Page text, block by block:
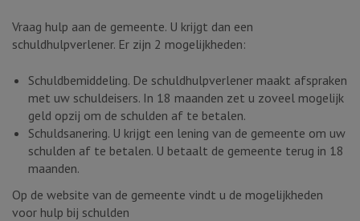
Vraag hulp aan de gemeente. U krijgt dan een
schuldhulpverlener. Er zijn 2 mogelijkheden:
Schuldbemiddeling. De schuldhulpverlener maakt afspraken
met uw schuldeisers. In 18 maanden zet u zoveel mogelijk
geld opzij om de schulden af te betalen.
Schuldsanering. U krijgt een lening van de gemeente om uw
schulden af te betalen. U betaalt de gemeente terug in 18
maanden.
Op de website van de gemeente vindt u de mogelijkheden
voor hulp bij schulden